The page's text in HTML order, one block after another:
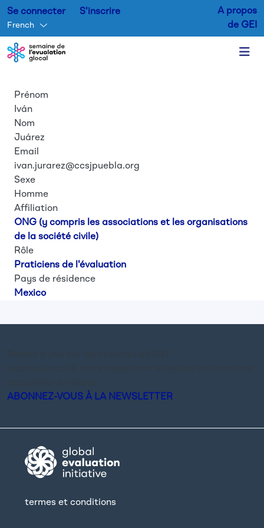
Se connecter S'inscrire
French
A propos
de GEI
Prénom
Iván
Nom
Juárez
Email
ivan.jurarez@ccsjpuebla.org
Sexe
Homme
Affiliation
ONG (y compris les associations et les organisations
de la société civile)
Rôle
Praticiens de l'évaluation
Pays de résidence
Mexico
ABONNEZ-VOUS À LA NEWSLETTER
termes et conditions